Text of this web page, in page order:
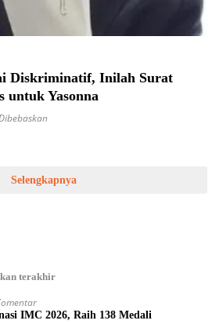
Diskriminatif, Inilah Surat
untuk Yasonna
Selengkapnya
terakhir
IMC 2026, Raih 138 Medali